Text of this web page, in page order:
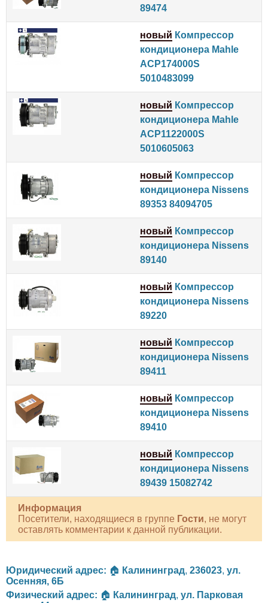
89474
новый Компрессор
кондиционера Mahle
ACP174000S
5010483099
новый Компрессор
кондиционера Mahle
ACP1122000S
5010605063
новый Компрессор
кондиционера Nissens
89353 84094705
новый Компрессор
кондиционера Nissens
89140
новый Компрессор
кондиционера Nissens
89220
новый Компрессор
кондиционера Nissens
89411
новый Компрессор
кондиционера Nissens
89410
новый Компрессор
кондиционера Nissens
89439 15082742
Информация
Посетители, находящиеся в группе Гости, не могут
оставлять комментарии к данной публикации.
Юридический адрес: 🏠 Калининград, 236023, ул.
Осенняя, 6Б
Физический адрес: 🏠 Калининград, ул. Парковая